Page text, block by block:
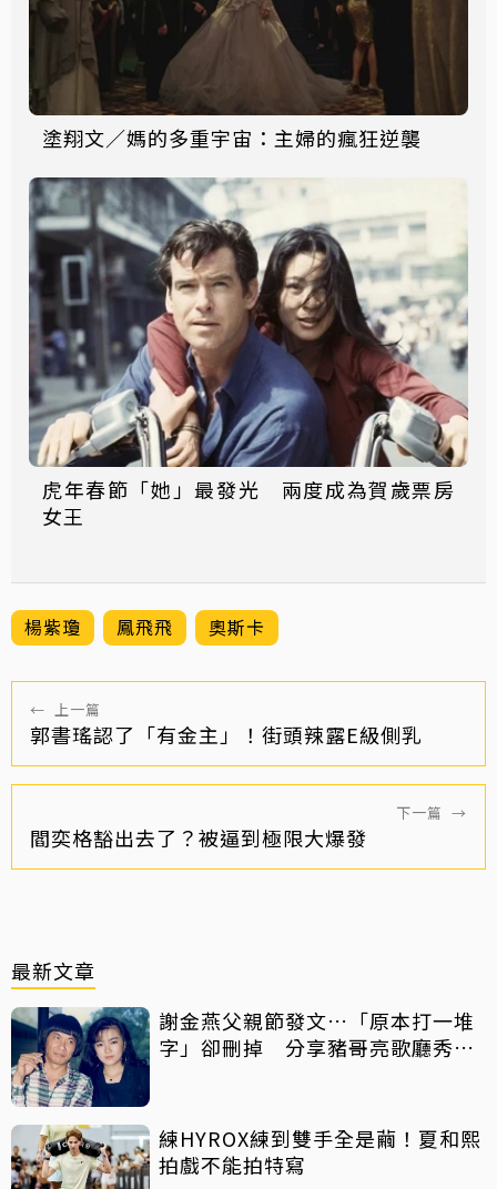
塗翔文／媽的多重宇宙：主婦的瘋狂逆襲
虎年春節「她」最發光 兩度成為賀歲票房
女王
楊紫瓊 鳳飛飛 奧斯卡
← 上一篇
郭書瑤認了「有金主」！街頭辣露E級側乳
下一篇 →
閻奕格豁出去了？被逼到極限大爆發
最新文章
謝金燕父親節發文…「原本打一堆
字」卻刪掉 分享豬哥亮歌廳秀歌
練HYROX練到雙手全是繭！夏和熙
拍戲不能拍特寫